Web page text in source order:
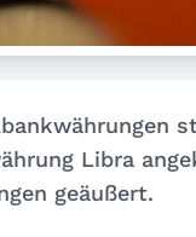
Libra
geäußert.